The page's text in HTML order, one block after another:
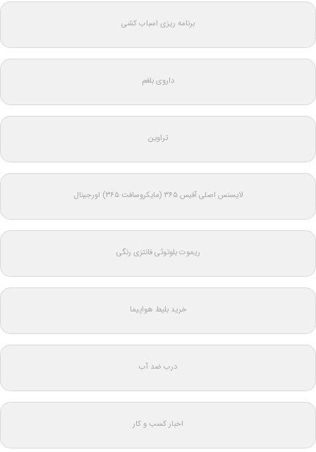
برنامه ریزی اسباب کشی
داروی بلغم
تراوین
لایسنس اصلی آفیس ۳۶۵ (مایکروسافت ۳۶۵) اورجینال
ریموت بلوتوثی فانتزی رنگی
خرید بلیط هواپیما
درب ضد آب
اخبار کسب و کار